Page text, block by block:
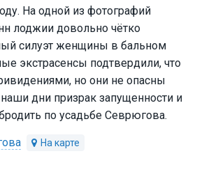
На одной из фотографий
лоджии довольно чётко
силуэт женщины в бальном
экстрасенсы подтвердили, что
но они не опасны
дни призрак запущенности и
по усадьбе Севрюгова.